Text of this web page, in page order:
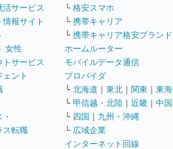
活サービス
情報サイト
女性
トサービス
ント
ス転職
└ 格安スマホ
└ 携帯キャリア
└ 携帯キャリア格安ブランド
ホームルーター
モバイルデータ通信
プロバイダ
└ 北海道 ｜ 東北 ｜ 関東 ｜ 東海
└ 甲信越・北陸 ｜ 近畿 ｜ 中国
└ 四国 ｜ 九州・沖縄
└ 広域企業
インターネット回線